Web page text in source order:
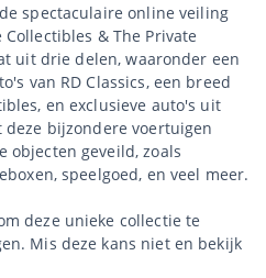
spectaculaire online veiling
Collectibles & The Private
uit drie delen, waaronder een
van RD Classics, een breed
en exclusieve auto's uit
deze bijzondere voertuigen
objecten geveild, zoals
speelgoed, en veel meer.
deze unieke collectie te
Mis deze kans niet en bekijk